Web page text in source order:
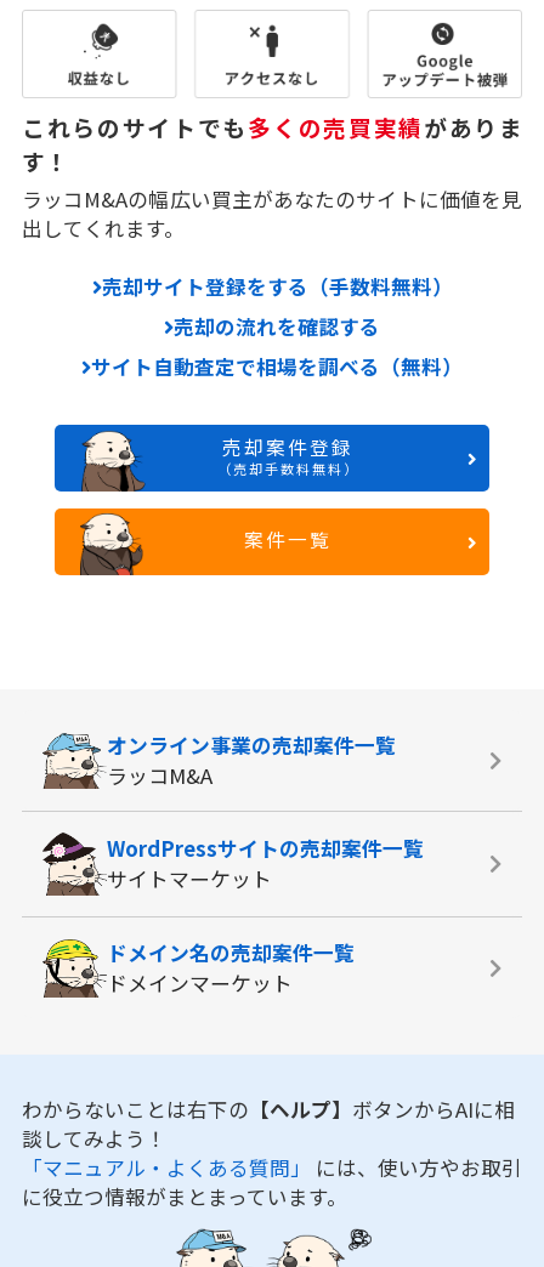
これらのサイトでも多くの売買実績がありま
す！
ラッコM&Aの幅広い買主があなたのサイトに価値を見
出してくれます。
売却サイト登録をする（手数料無料）
売却の流れを確認する
サイト自動査定で相場を調べる（無料）
売却案件登録
（売却手数料無料）
案件一覧
オンライン事業の売却案件一覧
ラッコM&A
WordPressサイトの売却案件一覧
サイトマーケット
ドメイン名の売却案件一覧
ドメインマーケット
わからないことは右下の 【ヘルプ】 ボタンからAIに相
談してみよう！
「マニュアル・よくある質問」 には、使い方やお取引
に役立つ情報がまとまっています。